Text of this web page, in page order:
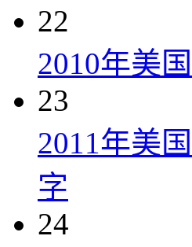
22
2010年美
23
2011年美
字
24